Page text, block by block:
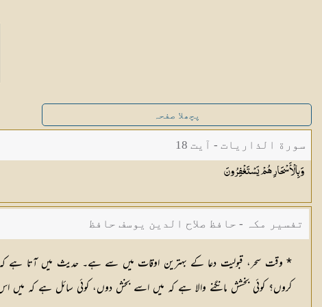
پچھلا صفحہ
سورة الذاريات - آیت 18
وَبِالْأَسْحَارِ هُمْيَسْتَغْفِرُونَ
تفسیر مکہ - حافظ صلاح الدین یوسف حافظ
* وقت سحر، قبولیت دعا کے بہترین اوقات میں سے ہے۔ حدیث میں آتا ہے کہ (جب
کروں؟ کوئی بخشش مانگنے والا ہے کہ میں اسے بخش دوں، کوئی سائل ہے کہ